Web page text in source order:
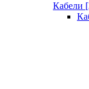
Кабели